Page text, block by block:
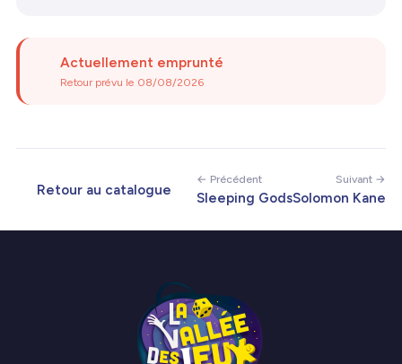
Actuellement emprunté
Retour prévu le 08/08/2026
Retour au catalogue
← Précédent
Sleeping Gods
Suivant →
Solomon Kane